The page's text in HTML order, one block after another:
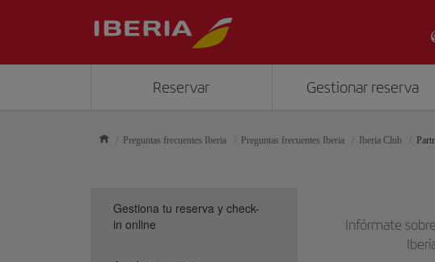
Reservar Gestionar reserva
Preguntas frecuentes Iberia Preguntas frecuentes Iberia Iberia Club
Infórmate
Gestiona tu reserva y check-
in online